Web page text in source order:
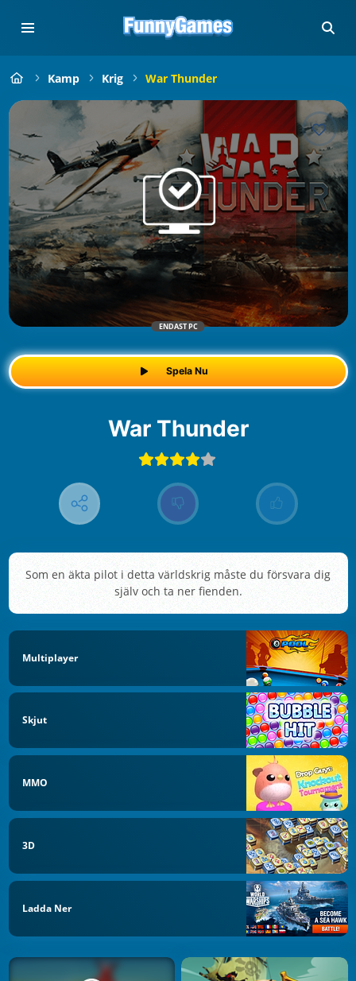
Kamp Krig War Thunder
ENDAST PC
Spela Nu
War Thunder
Som en äkta pilot i detta världskrig måste du försvara dig
själv och ta ner fienden.
Multiplayer
Skjut
MMO
3D
Ladda Ner